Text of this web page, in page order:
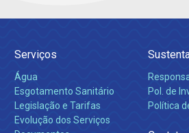
Serviços
Água
Esgotamento Sanitário
Legislação e Tarifas
Evolução dos Serviços
Pol. de
Política